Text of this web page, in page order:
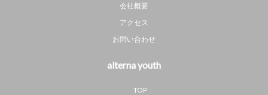
会社概要
アクセス
お問い合わせ
alterna youth
TOP